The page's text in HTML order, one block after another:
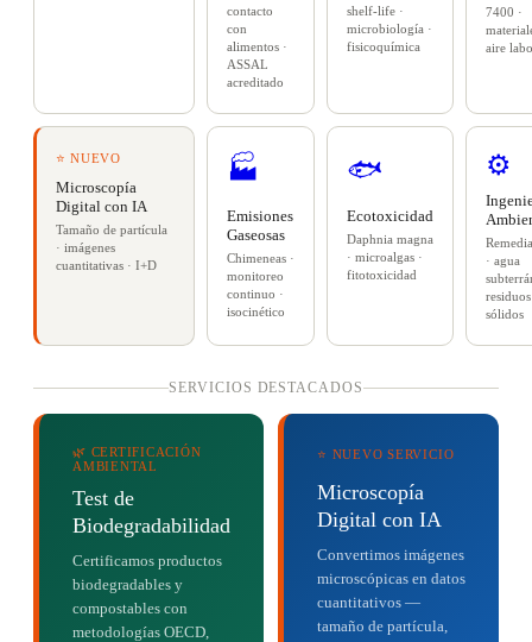
contacto
con
alimentos ·
ASSAL
acreditado
shelf-life ·
microbiología ·
fisicoquímica
7400 ·
aire
⭐ NUEVO
Microscopía
Digital con IA
Tamaño de partícula
· imágenes
cuantitativas · I+D
🏭
Emisiones
Gaseosas
Chimeneas ·
monitoreo
continuo ·
isocinético
🐟
Ecotoxicidad
Daphnia magna
· microalgas ·
fitotoxicidad
⚙️
· agua
residuos
sólidos
SERVICIOS DESTACADOS
🌿 CERTIFICACIÓN
AMBIENTAL
Test de
Biodegradabilidad
Certificamos productos
biodegradables y
compostables con
metodologías OECD,
⭐ NUEVO SERVICIO
Microscopía
Digital con IA
Convertimos imágenes
microscópicas en datos
cuantitativos —
tamaño de partícula,